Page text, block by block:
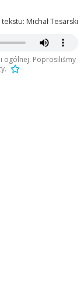
tekstu: Michał Tesarski
ogólnej. Poprosiliśmy